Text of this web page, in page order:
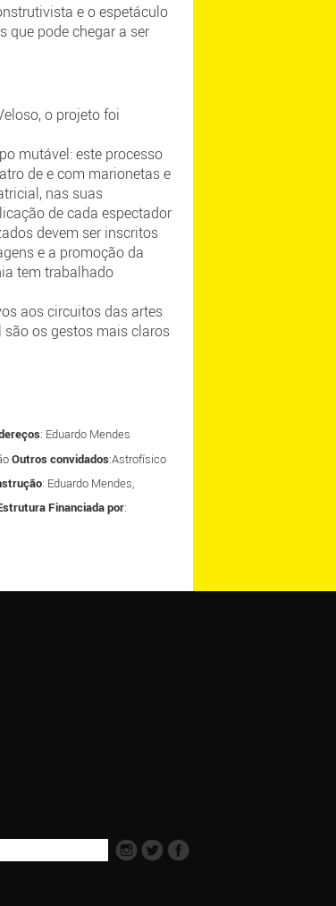
e o espetáculo
que pode chegar a ser
o projeto foi
mutável: este processo
de e com marionetas e
nas suas
de cada espectador
devem ser inscritos
e a promoção da
tem trabalhado
aos circuitos das artes
os gestos mais claros
: Eduardo Mendes
Outros convidados:Astrofísico
: Eduardo Mendes,
Financiada por: